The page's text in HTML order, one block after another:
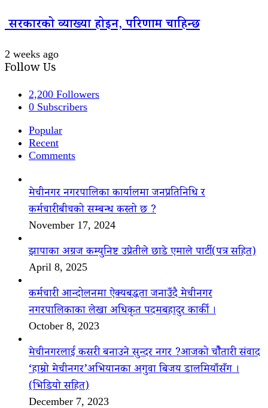
सरकारको व्याख्या होइन, परिणाम चाहिन्छ
2 weeks ago
Follow Us
2,200 Followers
0 Subscribers
Popular
Recent
Comments
मेचीनगर नगरपालिका कार्यालमा जनप्रतिनिधि र
कर्मचारीबीचको सम्बन्ध कस्तो छ ?
November 17, 2024
झापाका अग्रज कम्युनिष्ट उप्रेतीले छाडे एमाले पार्टी(पत्र सहित)
April 8, 2025
कर्मचारी आन्दोलनमा ऐक्यबद्धता जनाउँदै मेचीनगर
नगरपालिकाका लेखा अधिकृत पदमबहादुर कार्की ।
October 8, 2023
मेचीनगरलाई कसरी बनाउने सुन्दर नगर ?आजको चौैतारी संवाद
‘हाम्रो मेचीनगर’अभियानका अगुवा बिजय डालमियाँसँग ।
(भिडियो सहित)
December 7, 2023